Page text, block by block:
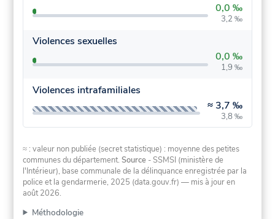
0,0 ‰
3,2 ‰
Violences sexuelles
0,0 ‰
1,9 ‰
Violences intrafamiliales
≈ 3,7 ‰
3,8 ‰
≈ : valeur non publiée (secret statistique) : moyenne des petites
communes du département.Source - SSMSI (ministère de
l'Intérieur), base communale de la délinquance enregistrée par la
police et la gendarmerie, 2025 (data.gouv.fr) — mis à jour en
août 2026.
Méthodologie